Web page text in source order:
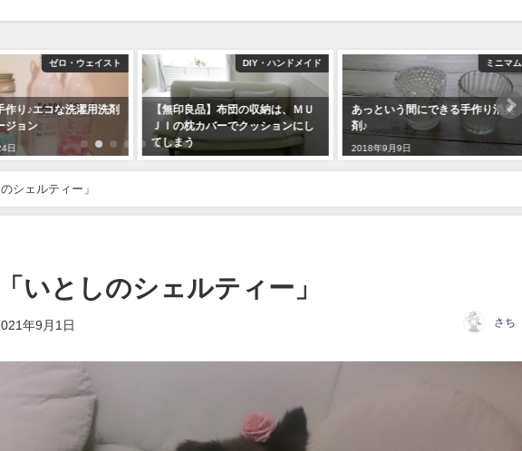
ゼロ・ウェイスト
作り♪エコな洗濯用洗剤
ジョン
日
DIY・ハンドメイド
【無印良品】布団の収納は、ＭＵ
ＪＩの枕カバーでクッションにし
てしまう
ミニマム
あっという間にできる手作り消臭
剤♪
2018年9月9日
シェルティー」
いとしのシェルティー」
年9月1日 さち